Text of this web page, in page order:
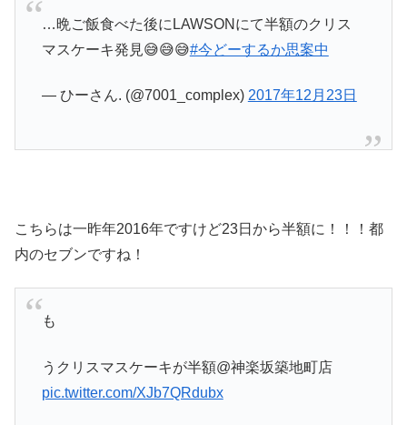
…晩ご飯食べた後にLAWSONにて半額のクリス
マスケーキ発見😅😅😅#今どーするか思案中
— ひーさん. (@7001_complex) 2017年12月23日
こちらは一昨年2016年ですけど23日から半額に！！！都
内のセブンですね！
も
うクリスマスケーキが半額@神楽坂築地町店
pic.twitter.com/XJb7QRdubx